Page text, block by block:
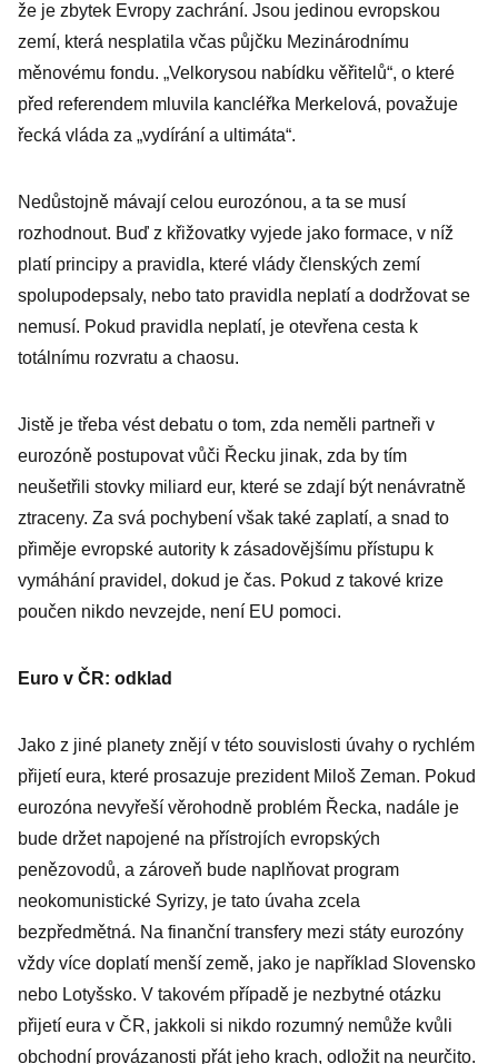
že je zbytek Evropy zachrání. Jsou jedinou evropskou
zemí, která nesplatila včas půjčku Mezinárodnímu
měnovému fondu. „Velkorysou nabídku věřitelů“, o které
před referendem mluvila kancléřka Merkelová, považuje
řecká vláda za „vydírání a ultimáta“.
Nedůstojně mávají celou eurozónou, a ta se musí
rozhodnout. Buď z křižovatky vyjede jako formace, v níž
platí principy a pravidla, které vlády členských zemí
spolupodepsaly, nebo tato pravidla neplatí a dodržovat se
nemusí. Pokud pravidla neplatí, je otevřena cesta k
totálnímu rozvratu a chaosu.
Jistě je třeba vést debatu o tom, zda neměli partneři v
eurozóně postupovat vůči Řecku jinak, zda by tím
neušetřili stovky miliard eur, které se zdají být nenávratně
ztraceny. Za svá pochybení však také zaplatí, a snad to
přiměje evropské autority k zásadovějšímu přístupu k
vymáhání pravidel, dokud je čas. Pokud z takové krize
poučen nikdo nevzejde, není EU pomoci.
Euro v ČR: odklad
Jako z jiné planety znějí v této souvislosti úvahy o rychlém
přijetí eura, které prosazuje prezident Miloš Zeman. Pokud
eurozóna nevyřeší věrohodně problém Řecka, nadále je
bude držet napojené na přístrojích evropských
penězovodů, a zároveň bude naplňovat program
neokomunistické Syrizy, je tato úvaha zcela
bezpředmětná. Na finanční transfery mezi státy eurozóny
vždy více doplatí menší země, jako je například Slovensko
nebo Lotyšsko. V takovém případě je nezbytné otázku
přijetí eura v ČR, jakkoli si nikdo rozumný nemůže kvůli
obchodní provázanosti přát jeho krach, odložit na neurčito.